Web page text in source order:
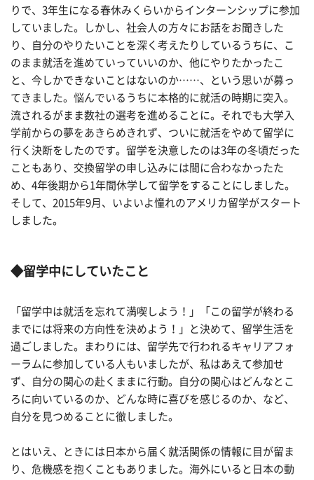
りで、3年生になる春休みくらいからインターンシップに参加
していました。しかし、社会人の方々にお話をお聞きした
り、自分のやりたいことを深く考えたりしているうちに、こ
のまま就活を進めていっていいのか、他にやりたかったこ
と、今しかできないことはないのか……、という思いが募っ
てきました。悩んでいるうちに本格的に就活の時期に突入。
流されるがまま数社の選考を進めることに。それでも大学入
学前からの夢をあきらめきれず、ついに就活をやめて留学に
行く決断をしたのです。留学を決意したのは3年の冬頃だった
こともあり、交換留学の申し込みには間に合わなかったた
め、4年後期から1年間休学して留学をすることにしました。
そして、2015年9月、いよいよ憧れのアメリカ留学がスタート
しました。
◆留学中にしていたこと
「留学中は就活を忘れて満喫しよう！」「この留学が終わる
までには将来の方向性を決めよう！」と決めて、留学生活を
過ごしました。まわりには、留学先で行われるキャリアフォ
ーラムに参加している人もいましたが、私はあえて参加せ
ず、自分の関心の赴くままに行動。自分の関心はどんなとこ
ろに向いているのか、どんな時に喜びを感じるのか、など、
自分を見つめることに徹しました。
とはいえ、ときには日本から届く就活関係の情報に目が留ま
り、危機感を抱くこともありました。海外にいると日本の動